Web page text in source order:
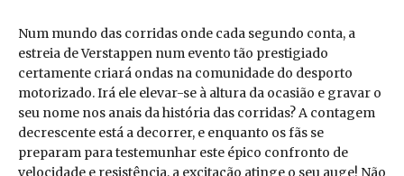
Num mundo das corridas onde cada segundo conta, a
estreia de Verstappen num evento tão prestigiado
certamente criará ondas na comunidade do desporto
motorizado. Irá ele elevar-se à altura da ocasião e gravar o
seu nome nos anais da história das corridas? A contagem
decrescente está a decorrer, e enquanto os fãs se
preparam para testemunhar este épico confronto de
velocidade e resistência, a excitação atinge o seu auge! Não